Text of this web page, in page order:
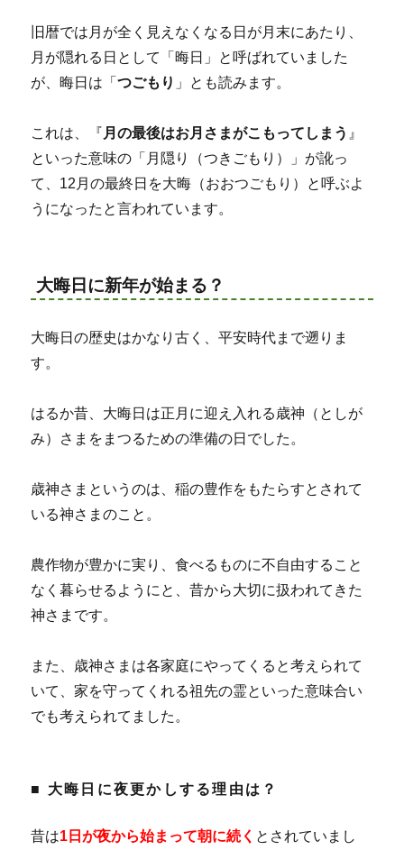
旧暦では月が全く見えなくなる日が月末にあたり、
月が隠れる日として「晦日」と呼ばれていました
が、晦日は「つごもり 」とも読みます。
これは、『 月の最後はお月さまがこもってしまう 』
といった意味の「月隠り（つきごもり）」が訛っ
て、12月の最終日を大晦（おおつごもり）と呼ぶよ
うになったと言われています。
大晦日に新年が始まる？
大晦日の歴史はかなり古く、平安時代まで遡りま
す。
はるか昔、大晦日は正月に迎え入れる歳神（としが
み）さまをまつるための準備の日でした。
歳神さまというのは、稲の豊作をもたらすとされて
いる神さまのこと。
農作物が豊かに実り、食べるものに不自由すること
なく暮らせるようにと、昔から大切に扱われてきた
神さまです。
また、歳神さまは各家庭にやってくると考えられて
いて、家を守ってくれる祖先の霊といった意味合い
でも考えられてました。
■ 大晦日に夜更かしする理由は？
昔は1日が夜から始まって朝に続く とされていまし